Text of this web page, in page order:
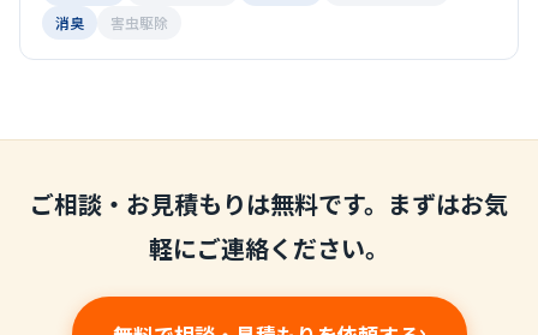
消臭
害虫駆除
ご相談・お見積もりは無料です。まずはお気
軽にご連絡ください。